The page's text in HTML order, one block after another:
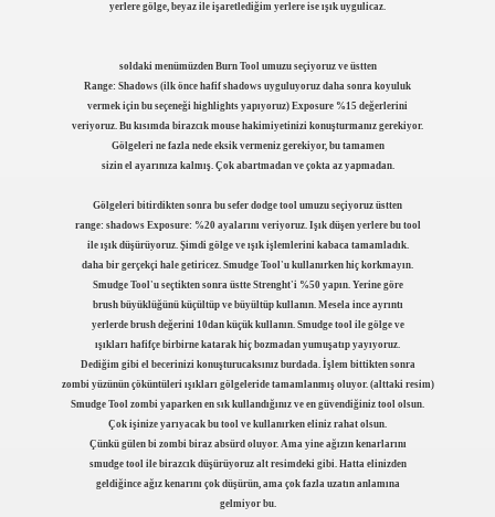
yerlere gölge, beyaz ile işaretlediğim yerlere ise ışık uygulicaz.
soldaki menümüzden Burn Tool umuzu seçiyoruz ve üstten
Range: Shadows (ilk önce hafif shadows uyguluyoruz daha sonra koyuluk
vermek için bu seçeneği highlights yapıyoruz) Exposure %15 değerlerini
veriyoruz. Bu kısımda birazcık mouse hakimiyetinizi konuşturmanız gerekiyor.
Gölgeleri ne fazla nede eksik vermeniz gerekiyor, bu tamamen
sizin el ayarınıza kalmış. Çok abartmadan ve çokta az yapmadan.
Gölgeleri bitirdikten sonra bu sefer dodge tool umuzu seçiyoruz üstten
range: shadows Exposure: %20 ayalarını veriyoruz. Işık düşen yerlere bu tool
ile ışık düşürüyoruz. Şimdi gölge ve ışık işlemlerini kabaca tamamladık.
daha bir gerçekçi hale getiricez. Smudge Tool'u kullanırken hiç korkmayın.
Smudge Tool'u seçtikten sonra üstte Strenght'i %50 yapın. Yerine göre
brush büyüklüğünü küçültüp ve büyültüp kullanın. Mesela ince ayrıntı
yerlerde brush değerini 10dan küçük kullanın. Smudge tool ile gölge ve
ışıkları hafifçe birbirne katarak hiç bozmadan yumuşatıp yayıyoruz.
Dediğim gibi el becerinizi konuşturucaksınız burdada. İşlem bittikten sonra
zombi yüzünün çöküntüleri ışıkları gölgeleride tamamlanmış oluyor. (alttaki resim)
Smudge Tool zombi yaparken en sık kullandığınız ve en güvendiğiniz tool olsun.
Çok işinize yarıyacak bu tool ve kullanırken eliniz rahat olsun.
Çünkü gülen bi zombi biraz absürd oluyor. Ama yine ağızın kenarlarını
smudge tool ile birazcık düşürüyoruz alt resimdeki gibi. Hatta elinizden
geldiğince ağız kenarını çok düşürün, ama çok fazla uzatın anlamına
gelmiyor bu.